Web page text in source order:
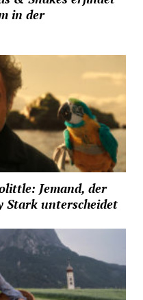
in der
Jemand, der
Stark unterscheidet